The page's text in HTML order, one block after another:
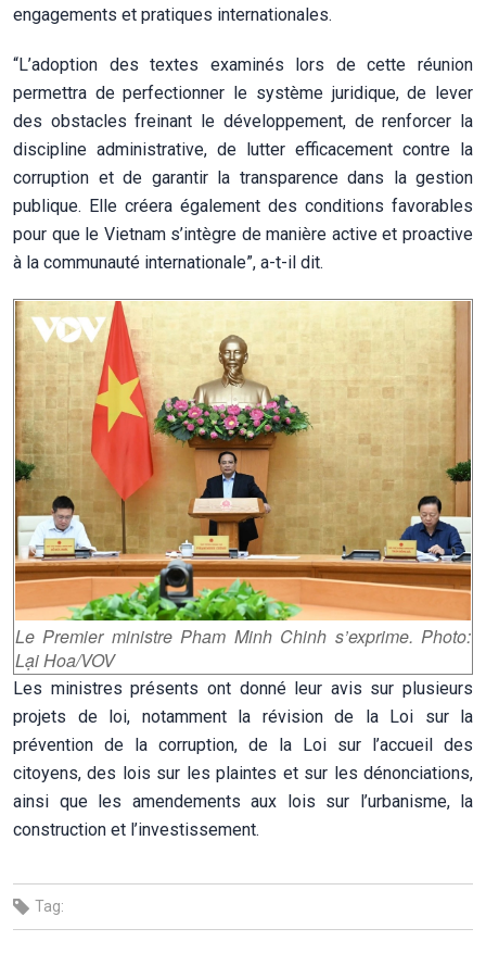
engagements et pratiques internationales.
“L’adoption des textes examinés lors de cette réunion
permettra de perfectionner le système juridique, de lever
des obstacles freinant le développement, de renforcer la
discipline administrative, de lutter efficacement contre la
corruption et de garantir la transparence dans la gestion
publique. Elle créera également des conditions favorables
pour que le Vietnam s’intègre de manière active et proactive
à la communauté internationale”, a-t-il dit.
Le Premier ministre Pham Minh Chinh s’exprime. Photo:
Lại Hoa/VOV
Les ministres présents ont donné leur avis sur plusieurs
projets de loi, notamment la révision de la Loi sur la
prévention de la corruption, de la Loi sur l’accueil des
citoyens, des lois sur les plaintes et sur les dénonciations,
ainsi que les amendements aux lois sur l’urbanisme, la
construction et l’investissement.
Tag: